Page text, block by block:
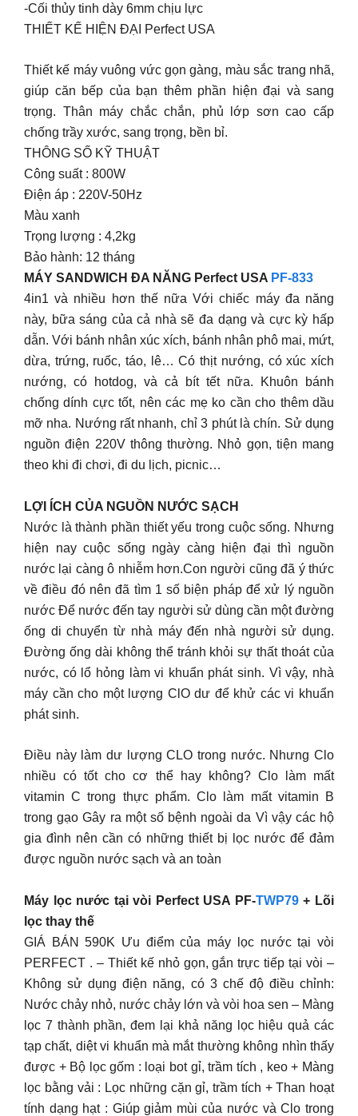
-Cối thủy tinh dày 6mm chịu lực
THIẾT KẾ HIỆN ĐẠI Perfect USA
Thiết kế máy vuông vức gọn gàng, màu sắc trang nhã,
giúp căn bếp của bạn thêm phần hiện đại và sang
trọng. Thân máy chắc chắn, phủ lớp sơn cao cấp
chống trầy xước, sang trọng, bền bỉ.
THÔNG SỐ KỸ THUẬT
Công suất : 800W
Điện áp : 220V-50Hz
Màu xanh
Trọng lượng : 4,2kg
Bảo hành: 12 tháng
MÁY SANDWICH ĐA NĂNG Perfect USA PF-833
4in1 và nhiều hơn thế nữa Với chiếc máy đa năng
này, bữa sáng của cả nhà sẽ đa dạng và cực kỳ hấp
dẫn. Với bánh nhân xúc xích, bánh nhân phô mai, mứt,
dừa, trứng, ruốc, táo, lê… Có thịt nướng, có xúc xích
nướng, có hotdog, và cả bít tết nữa. Khuôn bánh
chống dính cực tốt, nên các mẹ ko cần cho thêm dầu
mỡ nha. Nướng rất nhanh, chỉ 3 phút là chín. Sử dụng
nguồn điện 220V thông thường. Nhỏ gọn, tiện mang
theo khi đi chơi, đi du lịch, picnic…
LỢI ÍCH CỦA NGUỒN NƯỚC SẠCH
Nước là thành phần thiết yếu trong cuộc sống. Nhưng
hiện nay cuộc sống ngày càng hiện đại thì nguồn
nước lại càng ô nhiễm hơn.Con người cũng đã ý thức
về điều đó nên đã tìm 1 số biện pháp để xử lý nguồn
nước Để nước đến tay người sử dùng cần một đường
ống di chuyển từ nhà máy đến nhà người sử dụng.
Đường ống dài không thể tránh khỏi sự thất thoát của
nước, có lổ hỏng làm vi khuẩn phát sinh. Vì vậy, nhà
máy cần cho một lượng ClO dư để khử các vi khuẩn
phát sinh.
Điều này làm dư lượng CLO trong nước. Nhưng Clo
nhiều có tốt cho cơ thể hay không? Clo làm mất
vitamin C trong thực phẩm. Clo làm mất vitamin B
trong gạo Gây ra một số bệnh ngoài da Vì vậy các hộ
gia đình nên cần có những thiết bị lọc nước để đảm
được nguồn nước sạch và an toàn
Máy lọc nước tại vòi Perfect USA PF-TWP79+ Lõi
lọc thay thế
GIÁ BÁN 590K Ưu điểm của máy lọc nước tại vòi
PERFECT . – Thiết kế nhỏ gọn, gắn trực tiếp tại vòi –
Không sử dụng điện năng, có 3 chế độ điều chỉnh:
Nước chảy nhỏ, nước chảy lớn và vòi hoa sen – Màng
lọc 7 thành phần, đem lại khả năng lọc hiệu quả các
tạp chất, diệt vi khuẩn mà mắt thường không nhìn thấy
được + Bộ lọc gốm : loại bot gỉ, trầm tích , keo + Màng
lọc bằng vải : Lọc những cặn gỉ, trầm tích + Than hoạt
tính dạng hạt : Giúp giảm mùi của nước và Clo trong